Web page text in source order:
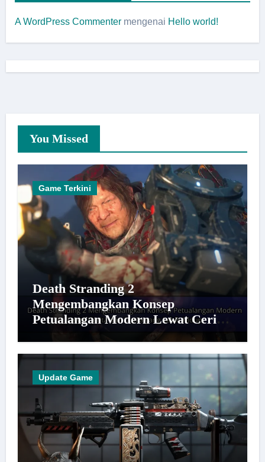
A WordPress Commentermengenai Hello world!
You Missed
Game Terkini
Death Stranding 2
Mengembangkan Konsep
Petualangan Modern Lewat Cerita
dan Dunia yang Lebih Hidup
Update Game